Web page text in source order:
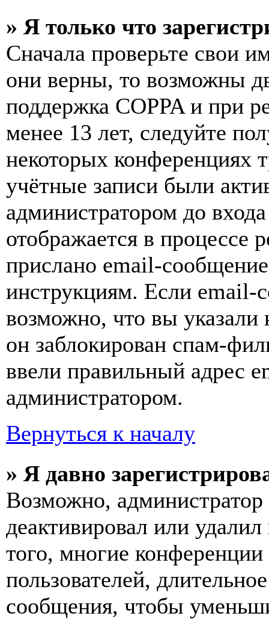
» Я только что
Сначала проверьте свои
они верны, то возможны
поддержка COPPA и при
менее 13 лет, следуйте
некоторых конференциях
учётные записи были
администратором до
отображается в процессе
прислано email-
инструкциям. Если email-
возможно, что вы
он заблокирован спам-
ввели правильный адрес
администратором.
Вернуться к началу
» Я давно
Возможно,
деактивировал или
того, многие
пользователей,
сообщения, чтобы